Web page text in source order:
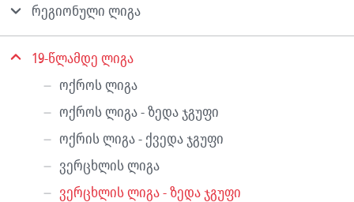
რეგიონული ლიგა
19-წლამდე ლიგა
ოქროს ლიგა
ოქროს ლიგა - ზედა ჯგუფი
ოქრის ლიგა - ქვედა ჯგუფი
ვერცხლის ლიგა
ვერცხლის ლიგა - ზედა ჯგუფი